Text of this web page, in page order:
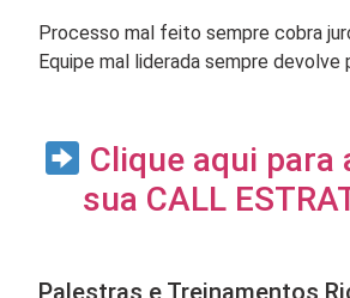
Processo mal feito sempre cobra
Equipe mal liderada sempre devolve
Clique aqui para
sua CALL
Palestras e Treinamentos